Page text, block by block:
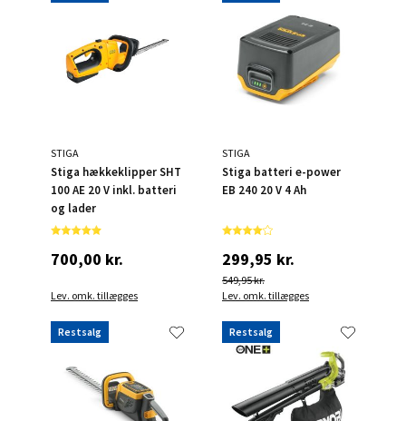
STIGA
Stiga hækkeklipper SHT
100 AE 20 V inkl. batteri
og lader
700,00 kr.
Lev. omk. tillægges
STIGA
Stiga batteri e-power
EB 240 20 V 4 Ah
299,95 kr.
549,95 kr.
Lev. omk. tillægges
Restsalg Restsalg